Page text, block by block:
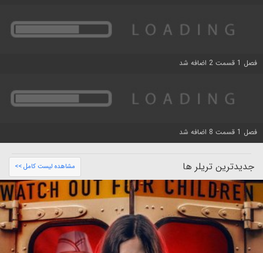
فصل 1 قسمت 2 اضافه شد
فصل 1 قسمت 8 اضافه شد
جدیدترین تریلر ها مشاهده لیست کامل >>